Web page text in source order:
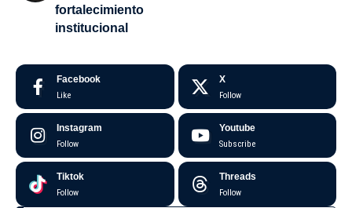
fortalecimiento
institucional
Facebook
Like
X
Follow
Instagram
Follow
Youtube
Subscribe
Tiktok
Follow
Threads
Follow